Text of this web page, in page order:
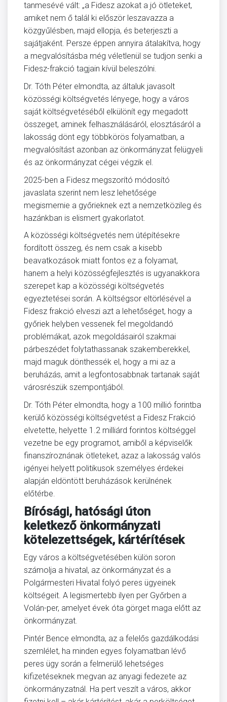
tanmesévé vált: „a Fidesz azokat a jó ötleteket,
amiket nem ő talál ki először leszavazza a
közgyűlésben, majd ellopja, és beterjeszti a
sajátjaként. Persze éppen annyira átalakítva, hogy
a megvalósításba még véletlenül se tudjon senki a
Fidesz-frakció tagjain kívül beleszólni.
Dr. Tóth Péter elmondta, az általuk javasolt
közösségi költségvetés lényege, hogy a város
saját költségvetéséből elkülönít egy megadott
összeget, aminek felhasználásáról, elosztásáról a
lakosság dönt egy többkörös folyamatban, a
megvalósítást azonban az önkormányzat felügyeli
és az önkormányzat cégei végzik el.
2025-ben a Fidesz megszorító módosító
javaslata szerint nem lesz lehetősége
megismernie a győrieknek ezt a nemzetközileg és
hazánkban is elismert gyakorlatot.
A közösségi költségvetés nem útépítésekre
fordított összeg, és nem csak a kisebb
beavatkozások miatt fontos ez a folyamat,
hanem a helyi közösségfejlesztés is ugyanakkora
szerepet kap a közösségi költségvetés
egyeztetései során. A költségsor eltörlésével a
Fidesz frakció elveszi azt a lehetőséget, hogy a
győriek helyben vessenek fel megoldandó
problémákat, azok megoldásairól szakmai
párbeszédet folytathassanak szakemberekkel,
majd maguk dönthessék el, hogy a mi az a
beruházás, amit a legfontosabbnak tartanak saját
városrészük szempontjából.
Dr. Tóth Péter elmondta, hogy a 100 millió forintba
kerülő közösségi költségvetést a Fidesz Frakció
elvetette, helyette 1.2 milliárd forintos költséggel
vezetne be egy programot, amiből a képviselők
finanszíroznának ötleteket, azaz a lakosság valós
igényei helyett politikusok személyes érdekei
alapján eldöntött beruházások kerülnének
előtérbe.
Bírósági, hatósági úton
keletkező önkormányzati
kötelezettségek, kártérítések
Egy város a költségvetésében külön soron
számolja a hivatal, az önkormányzat és a
Polgármesteri Hivatal folyó peres ügyeinek
költségeit. A legismertebb ilyen per Győrben a
Volán-per, amelyet évek óta görget maga előtt az
önkormányzat.
Pintér Bence elmondta, az a felelős gazdálkodási
szemlélet, ha minden egyes folyamatban lévő
peres ügy során a felmerülő lehetséges
kifizetéseknek megvan az anyagi fedezete az
önkormányzatnál. Ha pert veszít a város, akkor